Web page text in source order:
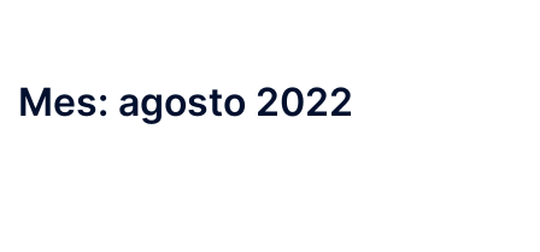
Mes: agosto 2022